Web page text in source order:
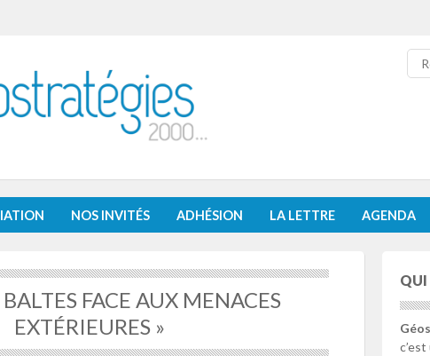
NOS INVITÉS ADHÉSION LA LETTRE AGENDA
BALTES FACE AUX MENACES
EXTÉRIEURES »
QUI